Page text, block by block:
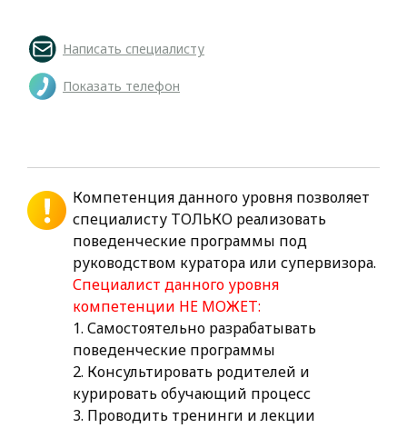
Написать специалисту
Показать телефон
Компетенция данного уровня позволяет
специалисту ТОЛЬКО реализовать
поведенческие программы под
руководством куратора или супервизора.
Специалист данного уровня
компетенции НЕ МОЖЕТ:
1. Самостоятельно разрабатывать
поведенческие программы
2. Консультировать родителей и
курировать обучающий процесс
3. Проводить тренинги и лекции